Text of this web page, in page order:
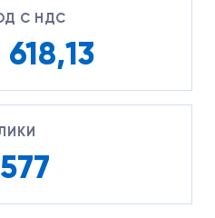
С НДС